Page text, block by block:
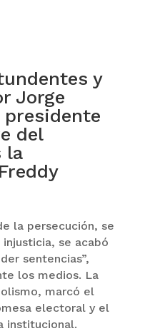
y
Jorge
presidente
del
la
la persecución, se
se acabó
sentencias”,
los medios. La
marcó el
electoral y el
institucional.